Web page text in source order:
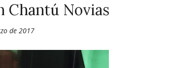
Chantú Novias
de 2017